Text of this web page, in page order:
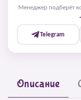
Менеджер подберёт
Telegram
Описание